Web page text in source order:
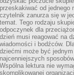
przeskakiwać od jednego
czytelnik zanurza się w
temat. Tego rodzaju
odpoczynek dla
dzień musi reagować na
wiadomości i bodźców.
dziećmi może być
najcenniejszych
Wspólna lektura nie
skomplikowanej